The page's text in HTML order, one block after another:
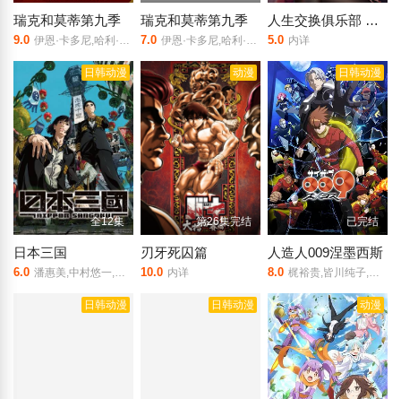
瑞克和莫蒂第九季
9.0 伊恩·卡多尼,哈利·贝尔登,萨拉·乔克
瑞克和莫蒂第九季
7.0 伊恩·卡多尼,哈利·贝尔登,萨拉·乔克,克里斯·帕内尔,斯宾瑟·格拉默
人生交换俱乐部 动态漫画
5.0 内详
日韩动漫
全12集
日本三国
6.0 潘惠美,中村悠一,福山润,小野贤章,津田美波,濑户麻沙美,山路和弘,长嶝高士,木村太飞
动漫
第26集完结
刃牙死囚篇
10.0 内详
日韩动漫
已完结
人造人009涅墨西斯
8.0 梶裕贵,皆川纯子,宫野真守,早见沙织,杉田智和,安元洋贵,鹿糠光明,利根健太朗,林勇,山路和弘,中村悠一,日高里菜,细谷佳正,神谷浩史,井上喜久子,稻田彻,若山诗音,内田真礼,佐仓绫音,奈良彻,下野纮
日韩动漫 日韩动漫 动漫